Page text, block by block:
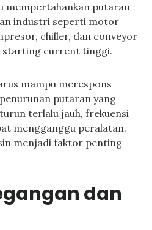
mempertahankan putaran
industri seperti motor
chiller, dan conveyor
starting current tinggi.
mampu merespons
putaran yang
terlalu jauh, frekuensi
mengganggu peralatan.
menjadi faktor penting
dan